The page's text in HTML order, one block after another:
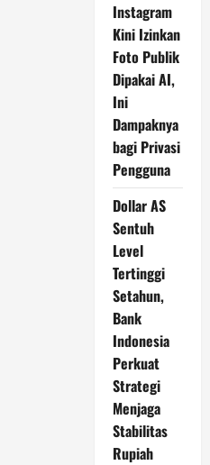
Instagram
Kini Izinkan
Foto Publik
Dipakai AI,
Ini
Dampaknya
bagi Privasi
Pengguna
Dollar AS
Sentuh
Level
Tertinggi
Setahun,
Bank
Indonesia
Perkuat
Strategi
Menjaga
Stabilitas
Rupiah